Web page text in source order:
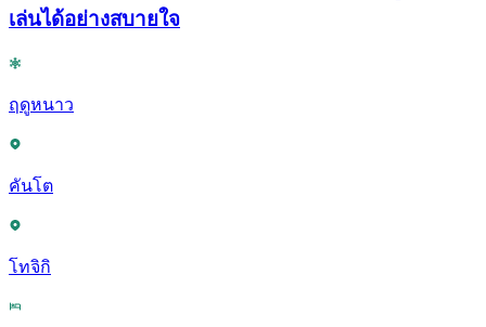
เล่นได้อย่างสบายใจ
ฤดูหนาว
คันโต
โทจิกิ